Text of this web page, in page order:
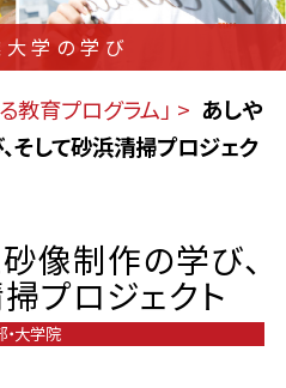
学の学び
教育プログラム」
あしや
そして砂浜清掃プロジェク
像制作の学び、
プロジェクト
大学院